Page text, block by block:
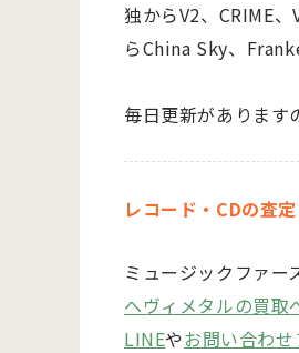
独からV2、CRIME
らChina Sky、
毎日更新があります
レコード・CDの査
ミュージックファー
ヘヴィメタルの買取
LINEやお問い合わ